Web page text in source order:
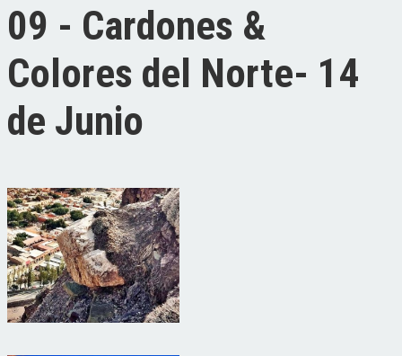
09 - Cardones &
Colores del Norte- 14
de Junio